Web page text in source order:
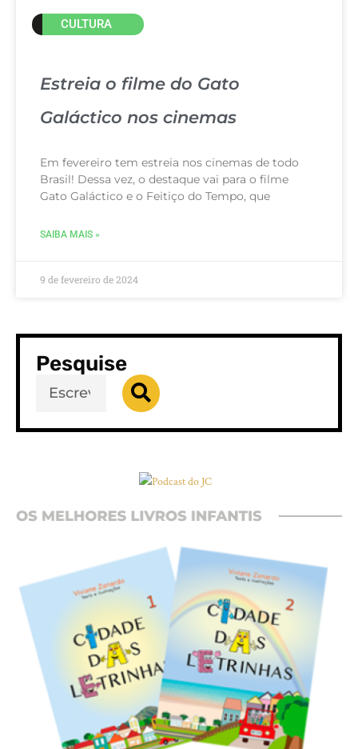
CULTURA
Estreia o filme do Gato
Galáctico nos cinemas
Em fevereiro tem estreia nos cinemas de todo
Brasil! Dessa vez, o destaque vai para o filme
Gato Galáctico e o Feitiço do Tempo, que
SAIBA MAIS »
9 de fevereiro de 2024
Pesquise